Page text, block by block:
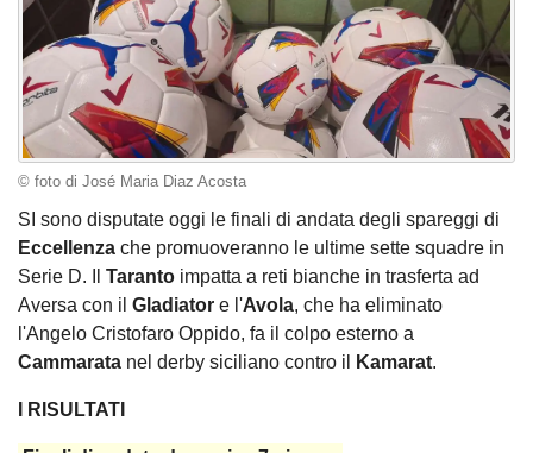
© foto di José Maria Diaz Acosta
SI sono disputate oggi le finali di andata degli spareggi di
Eccellenza che promuoveranno le ultime sette squadre in
Serie D. Il Taranto impatta a reti bianche in trasferta ad
Aversa con il Gladiator e l'Avola, che ha eliminato
l'Angelo Cristofaro Oppido, fa il colpo esterno a
Cammarata nel derby siciliano contro il Kamarat.
I RISULTATI